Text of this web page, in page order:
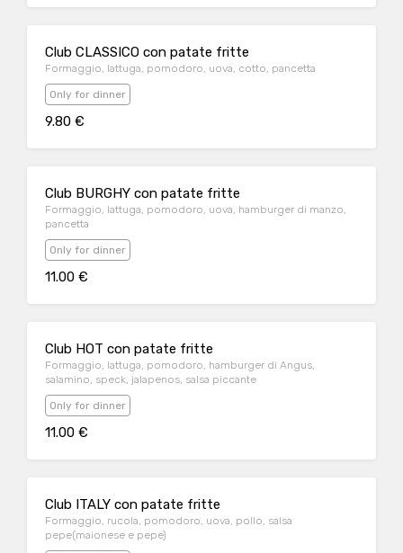
Club CLASSICO con patate fritte
Formaggio, lattuga, pomodoro, uova, cotto, pancetta
Only for dinner
9.80 €
Club BURGHY con patate fritte
Formaggio, lattuga, pomodoro, uova, hamburger di manzo,
pancetta
Only for dinner
11.00 €
Club HOT con patate fritte
Formaggio, lattuga, pomodoro, hamburger di Angus,
salamino, speck, jalapenos, salsa piccante
Only for dinner
11.00 €
Club ITALY con patate fritte
Formaggio, rucola, pomodoro, uova, pollo, salsa
pepe(maionese e pepe)